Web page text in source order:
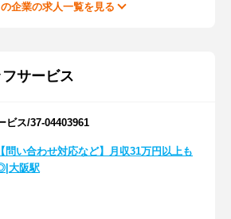
企業の求人一覧を見る
サービス
ビス/37-04403961
【問い合わせ対応など】月収31万円以上も
大阪駅